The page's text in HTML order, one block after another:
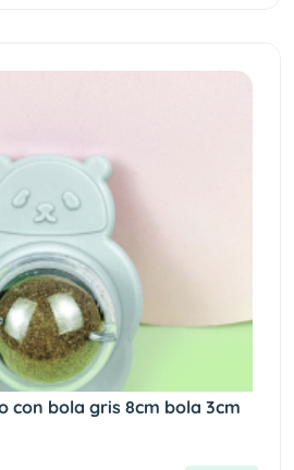
con bola gris 8cm bola 3cm